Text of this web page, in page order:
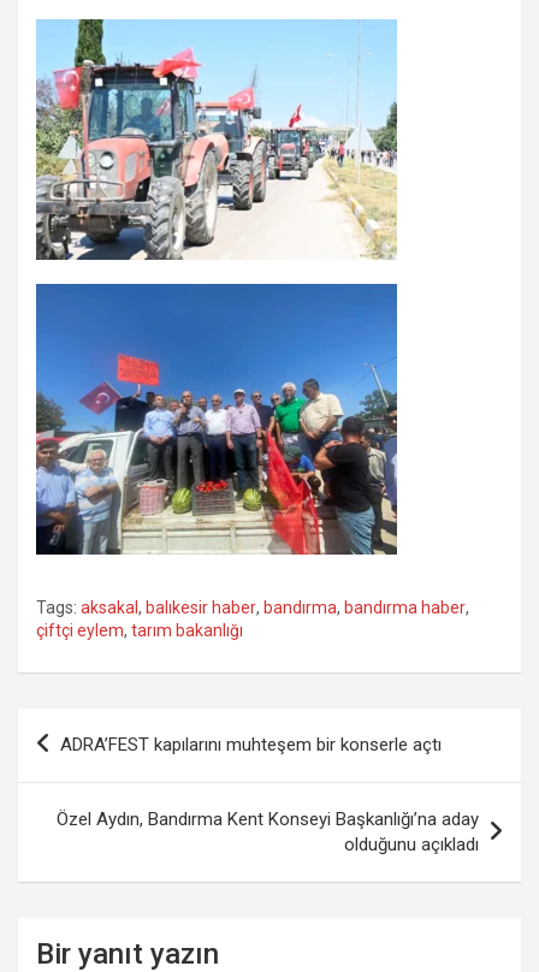
Tags: aksakal , balıkesir haber, bandırma, bandırma haber,
çiftçi eylem, tarım bakanlığı
Yazı
ADRA’FEST kapılarını muhteşem bir konserle açtı
Özel Aydın, Bandırma Kent Konseyi Başkanlığı’na aday
olduğunu açıkladı
Bir yanıt yazın